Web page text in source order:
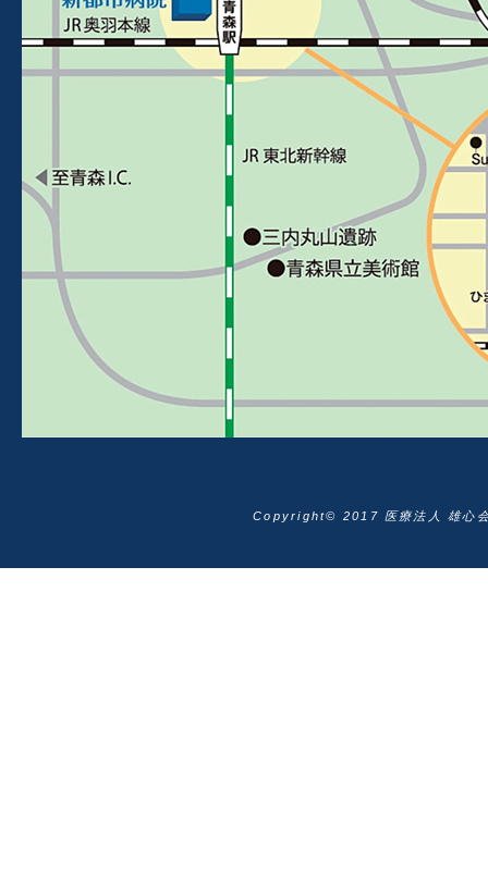
Copyright© 2017 医療法人 雄心